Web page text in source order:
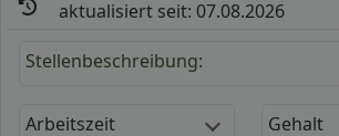
aktualisiert seit: 07.08.2026
Stellenbeschreibung:
Arbeitszeit Gehalt